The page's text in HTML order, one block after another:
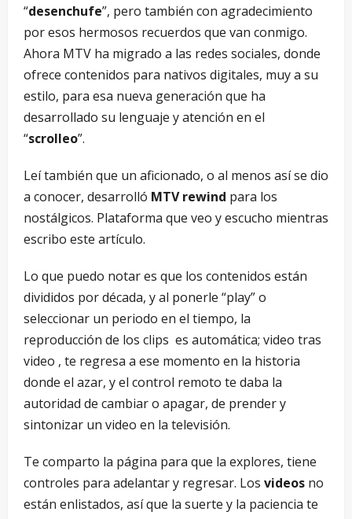
“desenchufe”, pero también con agradecimiento
por esos hermosos recuerdos que van conmigo.
Ahora MTV ha migrado a las redes sociales, donde
ofrece contenidos para nativos digitales, muy a su
estilo, para esa nueva generación que ha
desarrollado su lenguaje y atención en el
“scrolleo”.
Leí también que un aficionado, o al menos así se dio
a conocer, desarrolló MTV rewind para los
nostálgicos. Plataforma que veo y escucho mientras
escribo este artículo.
Lo que puedo notar es que los contenidos están
divididos por década, y al ponerle “play” o
seleccionar un periodo en el tiempo, la
reproducción de los clips es automática; video tras
video , te regresa a ese momento en la historia
donde el azar, y el control remoto te daba la
autoridad de cambiar o apagar, de prender y
sintonizar un video en la televisión.
Te comparto la página para que la explores, tiene
controles para adelantar y regresar. Los videos no
están enlistados, así que la suerte y la paciencia te